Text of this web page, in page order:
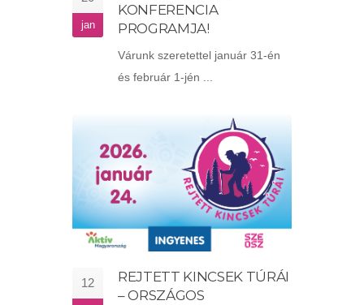
jan
KONFERENCIA
PROGRAMJA!
Várunk szeretettel január 31-én
és február 1-jén ...
12
REJTETT KINCSEK TÚRÁI
– ORSZÁGOS